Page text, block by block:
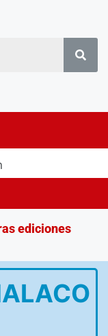
ediciones